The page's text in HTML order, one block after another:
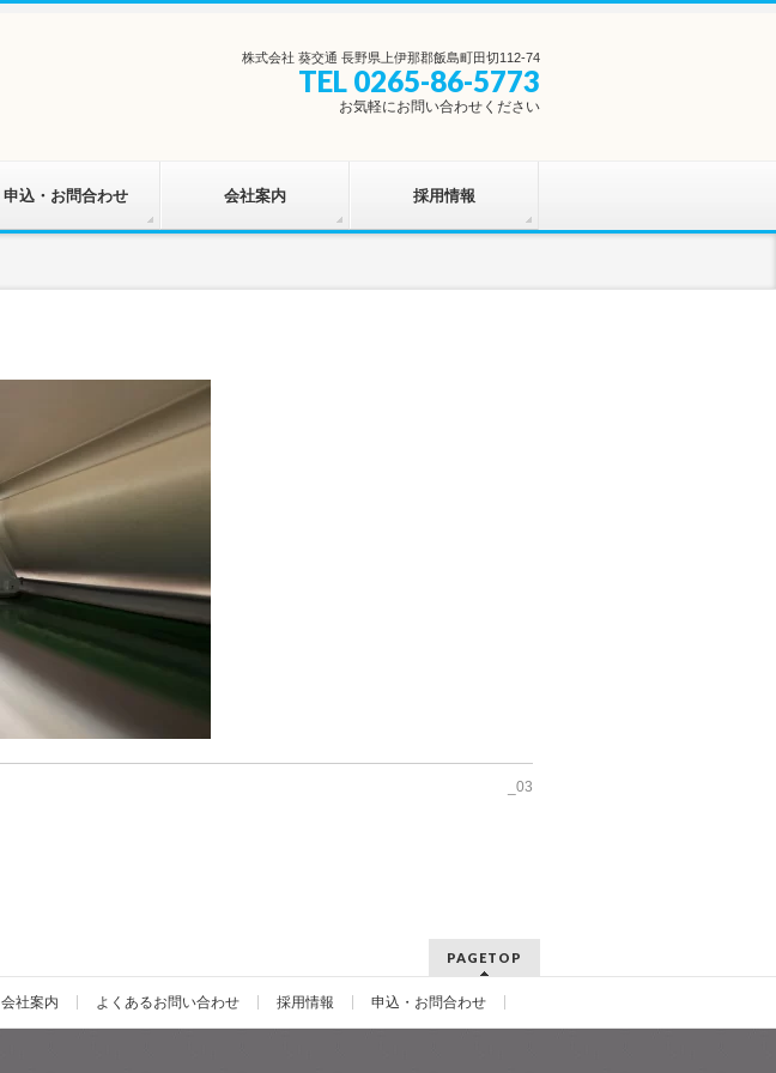
株式会社 葵交通 長野県上伊那郡飯島町田切112-74
TEL 0265-86-5773
お気軽にお問い合わせください
申込・お問合わせ 会社案内 採用情報
_03
PAGETOP
会社案内 よくあるお問い合わせ 採用情報 申込・お問合わせ